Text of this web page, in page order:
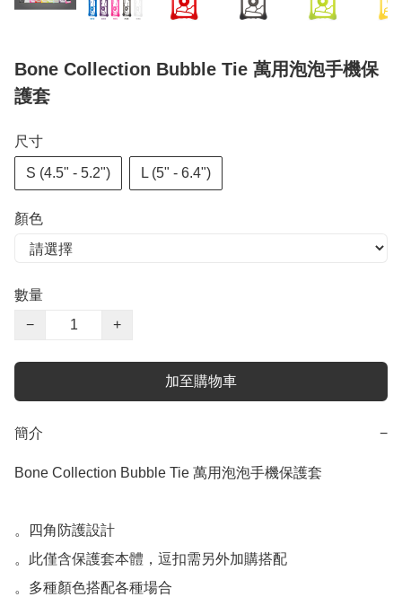
Bone Collection Bubble Tie 萬用泡泡手機保
護套
尺寸
S (4.5" - 5.2") L (5" - 6.4")
顏色
數量
−
+
加至購物車
簡介 −
Bone Collection Bubble Tie 萬用泡泡手機保護套
。四角防護設計
。此僅含保護套本體，逗扣需另外加購搭配
。多種顏色搭配各種場合